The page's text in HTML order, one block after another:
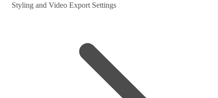
Styling and Video Export Settings